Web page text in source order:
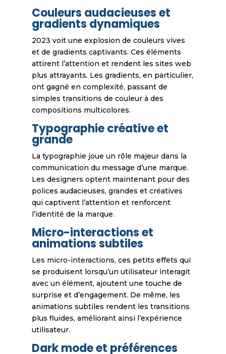
Couleurs audacieuses et
gradients dynamiques
2023 voit une explosion de couleurs vives
et de gradients captivants. Ces éléments
attirent l’attention et rendent les sites web
plus attrayants. Les gradients, en particulier,
ont gagné en complexité, passant de
simples transitions de couleur à des
compositions multicolores.
Typographie créative et
grande
La typographie joue un rôle majeur dans la
communication du message d’une marque.
Les designers optent maintenant pour des
polices audacieuses, grandes et créatives
qui captivent l’attention et renforcent
l’identité de la marque.
Micro-interactions et
animations subtiles
Les micro-interactions, ces petits effets qui
se produisent lorsqu’un utilisateur interagit
avec un élément, ajoutent une touche de
surprise et d’engagement. De même, les
animations subtiles rendent les transitions
plus fluides, améliorant ainsi l’expérience
utilisateur.
Dark mode et préférences